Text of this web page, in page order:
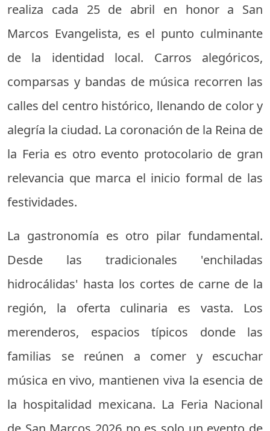
realiza cada 25 de abril en honor a San
Marcos Evangelista, es el punto culminante
de la identidad local. Carros alegóricos,
comparsas y bandas de música recorren las
calles del centro histórico, llenando de color y
alegría la ciudad. La coronación de la Reina de
la Feria es otro evento protocolario de gran
relevancia que marca el inicio formal de las
festividades.
La gastronomía es otro pilar fundamental.
Desde las tradicionales 'enchiladas
hidrocálidas' hasta los cortes de carne de la
región, la oferta culinaria es vasta. Los
merenderos, espacios típicos donde las
familias se reúnen a comer y escuchar
música en vivo, mantienen viva la esencia de
la hospitalidad mexicana. La Feria Nacional